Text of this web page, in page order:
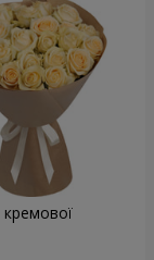
кремової